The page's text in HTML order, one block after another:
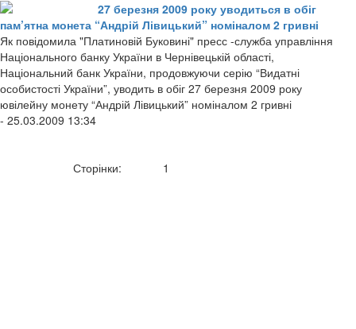
27 березня 2009 року уводиться в обіг
пам’ятна монета “Андрій Лівицький” номіналом 2 гривні
Як повідомила "Платиновій Буковині" пресс -служба управління
Національного банку України в Чернівецькій області,
Національний банк України, продовжуючи серію “Видатні
особистості України”, уводить в обіг 27 березня 2009 року
ювілейну монету “Андрій Лівицький” номіналом 2 гривні
- 25.03.2009 13:34
Сторінки: 1